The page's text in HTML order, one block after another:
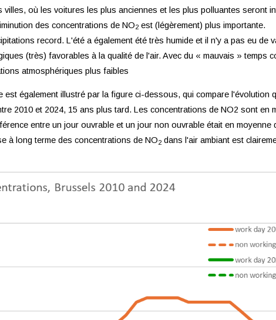
où les voitures les plus anciennes et les plus polluantes seront
des concentrations de NO2 est (légèrement) plus importante.
record. L'été a également été très humide et il n'y a pas eu de
(très) favorables à la qualité de l'air. Avec du « mauvais » temps
atmosphériques plus faibles
est également illustré par la figure ci-dessous, qui compare l'évolution
2010 et 2024, 15 ans plus tard. Les concentrations de NO2 sont en
entre un jour ouvrable et un jour non ouvrable était en moyenne
à long terme des concentrations de NO2 dans l'air ambiant est